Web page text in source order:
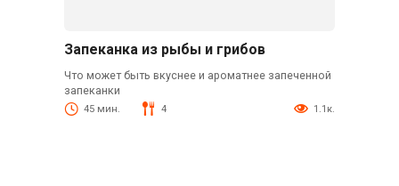
Запеканка из рыбы и грибов
Что может быть вкуснее и ароматнее запеченной
запеканки
45 мин. 4 1.1к.